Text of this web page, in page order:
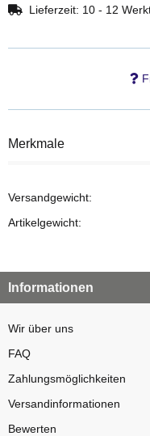
Lieferzeit: 10 - 12
Merkmale
Versandgewicht:
Artikelgewicht:
Informationen
Wir über uns
FAQ
Zahlungsmöglichkeiten
Versandinformationen
Bewerten